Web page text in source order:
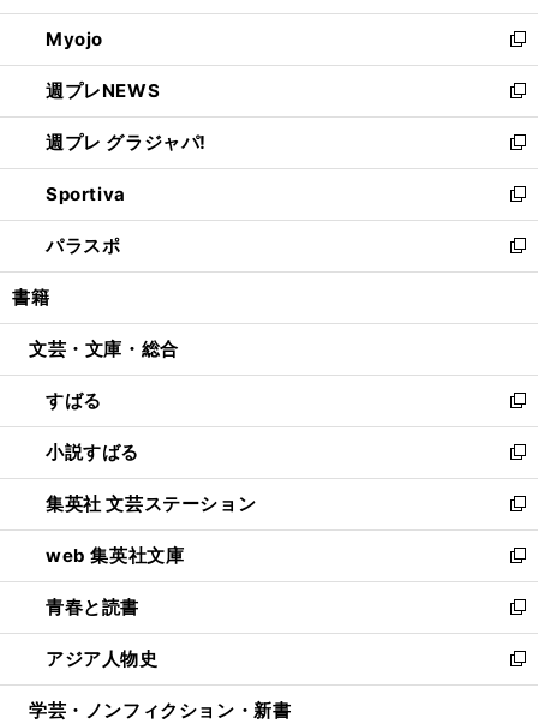
開
く
ウ
で
開
く
ン
ド
ウ
で
開
く
ウ
ィ
ン
ド
ウ
で
開
く
Myojo
新
し
い
ウ
ィ
ン
ド
ウ
で
開
週プレNEWS
新
し
い
ウ
ィ
ン
ド
ウ
開
週プレ グラジャパ!
新
し
い
ウ
ィ
ン
ウ
開
く
Sportiva
新
し
い
ウ
ン
ウ
で
開
く
パラスポ
新
し
ウ
ン
ド
ウ
で
開
く
書籍
文芸・文庫・総合
すばる
新
し
い
ウ
ィ
ン
ド
ウ
で
開
く
小説すばる
新
し
い
ウ
ィ
ン
ド
ウ
で
開
集英社 文芸ステーション
新
し
い
ウ
ィ
ン
ド
ウ
web 集英社文庫
新
し
い
ウ
ィ
ン
青春と読書
新
し
い
ウ
アジア人物史
新
し
学芸・ノンフィクション・新書